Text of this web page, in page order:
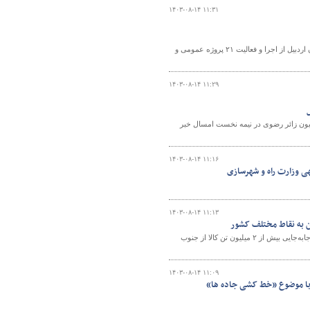
۱۴۰۳-۰۸-۱۴ ۱۱:۳۱
رئیس اداره اجرای پروژه‌های ساختمانی، تأسیسات عمومی و دولتی راه و شهرسازی استان اردبیل از اجرا و فعالیت ۲۱ پروژه عمومی و
۱۴۰۳-۰۸-۱۴ ۱۱:۲۹
استان خراسان‌رضوی از خدمات‌رسانی فرودگاه مشهد به حدود ۵ میلیون زائر رضوی در نیمه‌ نخست امسال خبر
۱۴۰۳-۰۸-۱۴ ۱۱:۱۶
وزارت راه و شهرسازی
۱۴۰۳-۰۸-۱۴ ۱۱:۱۳
معاون حمل و نقل اداره کل راهداری و حمل و نقل جاده‌ای جنوب سیستان و بلوچستان از جابه‌جایی بیش از ۲ میلیون تن کالا از جنوب
۱۴۰۳-۰۸-۱۴ ۱۱:۰۹
با موضوع «خط کشی جاده ها»